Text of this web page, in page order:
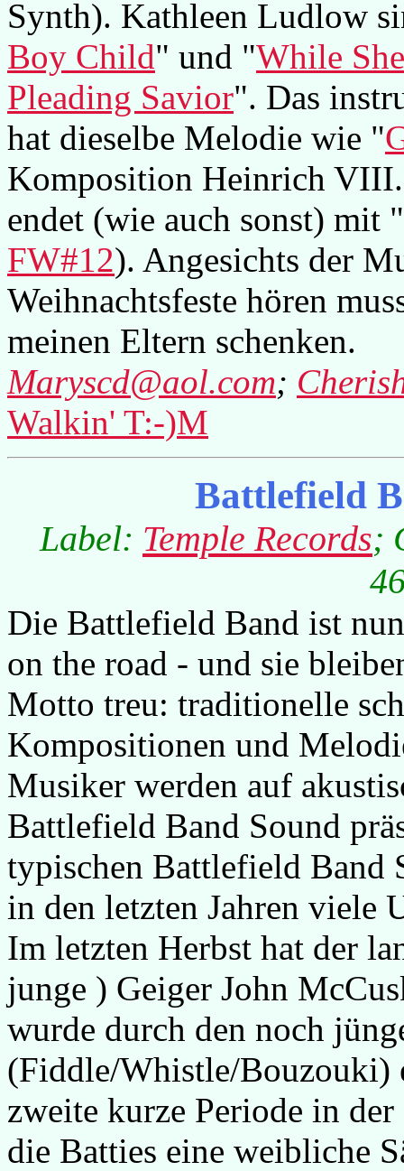
Synth). Kathleen Ludlow
Boy Child" und "While
Pleading Savior". Das
hat dieselbe Melodie wie "
Komposition Heinrich VIII.
endet (wie auch sonst) mit "
FW#12). Angesichts der
Weihnachtsfeste hören
meinen Eltern schenken.
Maryscd@aol.com;
Walkin' T:-)M
Battlefield
Label: Temple Records;
Die Battlefield Band ist
on the road - und sie
Motto treu: traditionelle
Kompositionen und
Musiker werden auf
Battlefield Band Sound
typischen Battlefield Band
in den letzten Jahren viele
Im letzten Herbst hat der
junge ) Geiger John
wurde durch den noch
(Fiddle/Whistle/Bouzouki)
zweite kurze Periode in
die Batties eine weibliche